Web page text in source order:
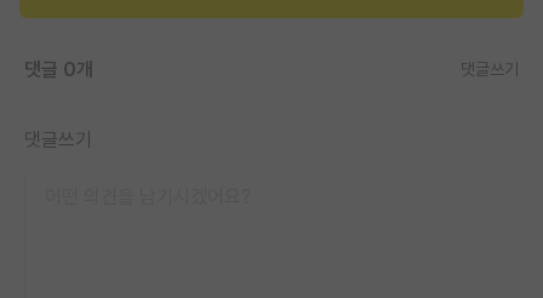
반도체/AI 게시판
장학금/장학생 게시판
댓글 0개 댓글쓰기
댓글쓰기